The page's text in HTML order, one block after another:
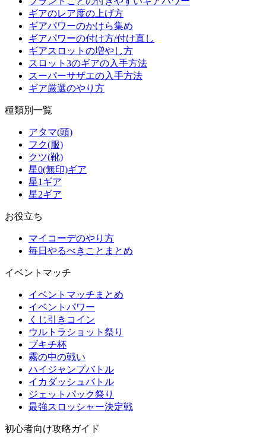
ギアのレア度の上げ方
ギアパワーのかけら集め
ギアパワーの付け方/付け直し
ギアスロットの増やし方
スロット3のギアの入手方法
スーパーサザエの入手方法
ギア厳選のやり方
種類別一覧
アタマ(頭)
フク(服)
クツ(靴)
星0(無印)ギア
星1ギア
星2ギア
お役立ち
マイコーデのやり方
毎日やるべきことまとめ
イベントマッチ
イベントマッチまとめ
イベントパワー
くじ引きコイン
ウルトラショット祭り
ブキチ杯
霧の中の戦い
ハイジャンプバトル
イカダッシュバトル
ジェットパック祭り
最強スロッシャー決定戦
初心者向け攻略ガイド